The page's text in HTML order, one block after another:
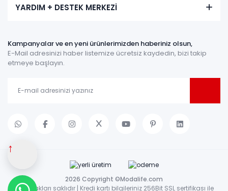
↑
YARDIM + DESTEK MERKEZİ
Kampanyalar ve en yeni ürünlerimizden haberiniz olsun,
E-Mail adresinizi haber listemize ücretsiz kaydedin, bizi takip
etmeye başlayın.
2026 Copyright ©Modalife.com
Tüm hakları saklıdır | Kredi kartı bilgileriniz 256Bit SSL sertifikası ile